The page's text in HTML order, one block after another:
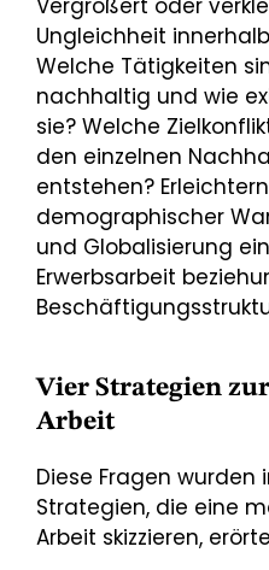
Vergrößert oder
Ungleichheit
Welche Tätigkeiten
nachhaltig und wie
sie? Welche
den einzelnen
entstehen?
demographischer
und Globalisierung
Erwerbsarbeit
Vier Strategien
Arbeit
Diese Fragen wurden
Strategien, die eine
Arbeit skizzieren,